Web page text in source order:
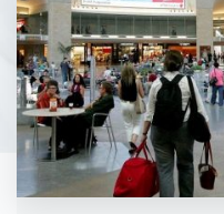
В мире
Экономика
Общество